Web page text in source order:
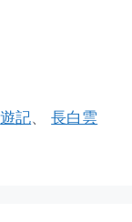
遊記、長白雲